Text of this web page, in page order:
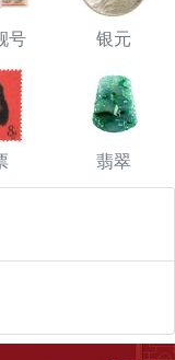
号 银元
翡翠